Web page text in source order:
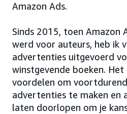
Amazon Ads.
Sinds 2015, toen Amazon
werd voor auteurs, heb ik
advertenties uitgevoerd
winstgevende boeken.
voordelen om
advertenties te maken en
laten doorlopen om je